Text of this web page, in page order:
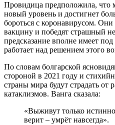
Провидица предположила, что
новый уровень и достигнет
бороться с коронавирусом.
вакцину и победят страшный
предсказание вполне имеет
работает над решением этого
По словам болгарской
стороной в 2021 году и
страны мира будут страдать
катаклизмов. Ванга сказала:
«Выживут только
верит – умрёт навсегда».